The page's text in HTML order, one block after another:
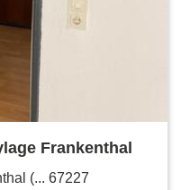
Frankenthal
(... 67227